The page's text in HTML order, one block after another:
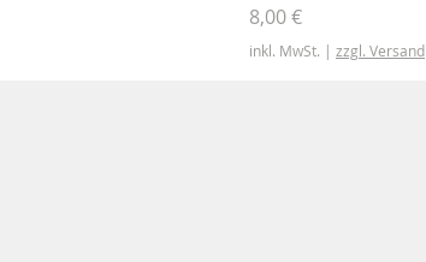
Preis
8,00 €
inkl. MwSt. | zzgl. Versand